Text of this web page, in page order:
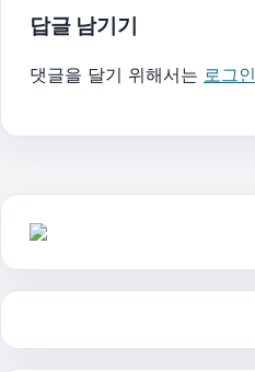
답글 남기기
댓글을 달기 위해서는 로그인